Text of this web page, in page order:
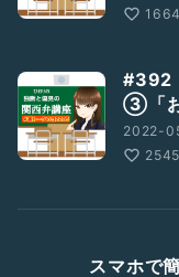
#392
③「お
2022-
スマホで